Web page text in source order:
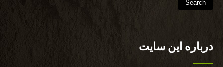
درباره این سایت